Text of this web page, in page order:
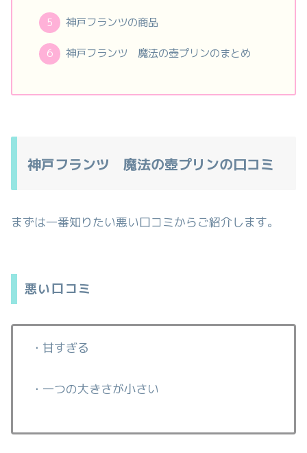
神戸フランツの商品
神戸フランツ 魔法の壺プリンのまとめ
神戸フランツ 魔法の壺プリンの口コミ
まずは一番知りたい悪い口コミからご紹介します。
悪い口コミ
・甘すぎる
・一つの大きさが小さい